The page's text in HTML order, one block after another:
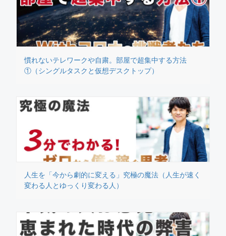
慣れないテレワークや自粛。部屋で超集中する方法
①（シングルタスクと仮想デスクトップ）
人生を「今から劇的に変える」究極の魔法（人生が速く
変わる人とゆっくり変わる人）